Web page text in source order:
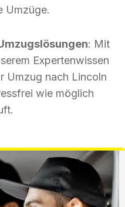
Umzüge.
: Mit
Expertenwissen
Umzug nach Lincoln
wie möglich